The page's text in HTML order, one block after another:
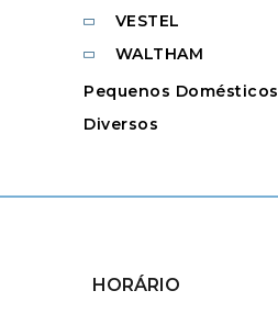
VESTEL
WALTHAM
Pequenos Domésticos
Diversos
HORÁRIO